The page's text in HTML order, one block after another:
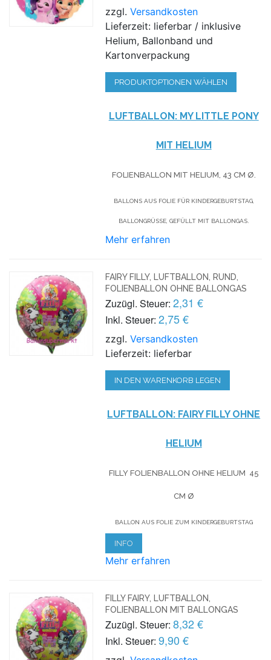
zzgl.Versandkosten
Lieferzeit: lieferbar / inklusive
Helium, Ballonband und
Kartonverpackung
PRODUKTOPTIONEN WÄHLEN
LUFTBALLON: MY LITTLE PONY
MIT HELIUM
FOLIENBALLON MIT HELIUM, 43 CM Ø.
BALLONS AUS FOLIE FÜR KINDERGEBURTSTAG,
BALLONGRÜSSE, GEFÜLLT MIT BALLONGAS.
Mehr erfahren
FAIRY FILLY, LUFTBALLON, RUND,
FOLIENBALLON OHNE BALLONGAS
Zuzügl. Steuer: 2,31 €
Inkl. Steuer: 2,75 €
zzgl.Versandkosten
Lieferzeit: lieferbar
IN DEN WARENKORB LEGEN
LUFTBALLON: FAIRY FILLY OHNE
HELIUM
FILLY FOLIENBALLON OHNE HELIUM 45
CM Ø
BALLON AUS FOLIE ZUM KINDERGEBURTSTAG
INFO
Mehr erfahren
FILLY FAIRY, LUFTBALLON,
FOLIENBALLON MIT BALLONGAS
Zuzügl. Steuer: 8,32 €
Inkl. Steuer: 9,90 €